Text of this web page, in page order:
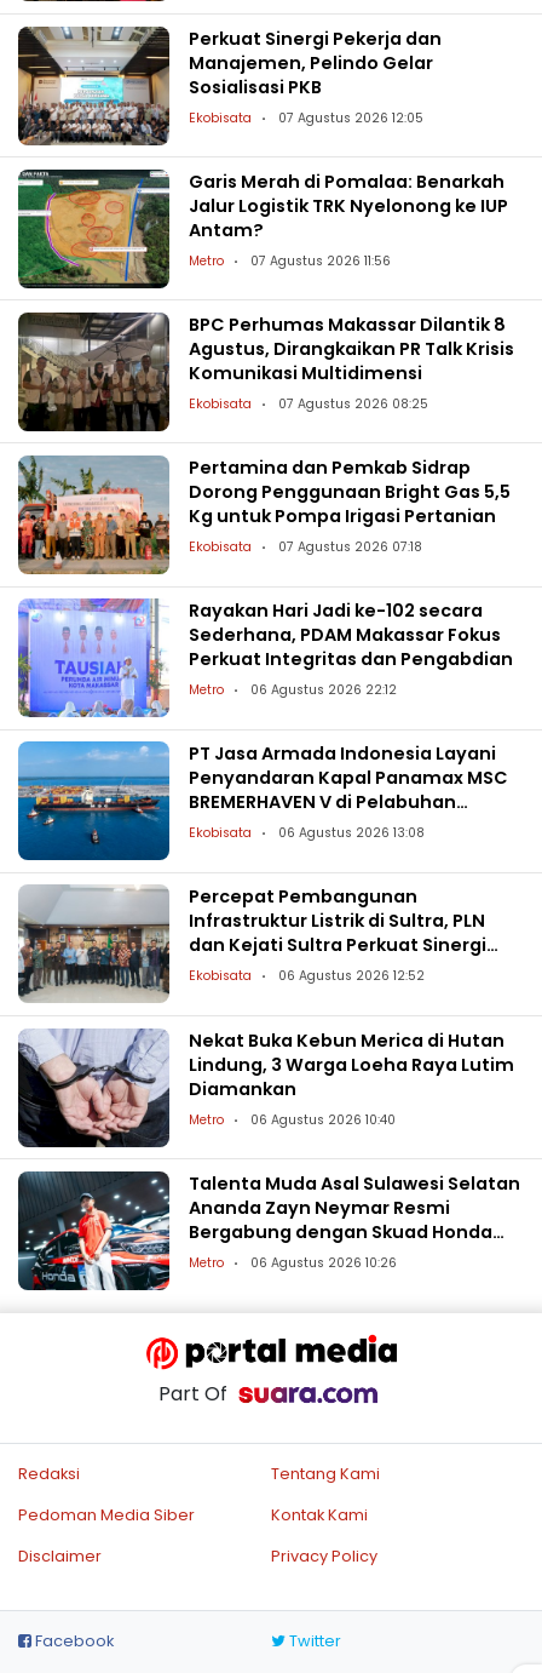
Perkuat Sinergi Pekerja dan
Manajemen, Pelindo Gelar
Sosialisasi PKB
Ekobisata 07 Agustus 2026 12:05
Garis Merah di Pomalaa: Benarkah
Jalur Logistik TRK Nyelonong ke IUP
Antam?
Metro 07 Agustus 2026 11:56
BPC Perhumas Makassar Dilantik 8
Agustus, Dirangkaikan PR Talk Krisis
Komunikasi Multidimensi
Ekobisata 07 Agustus 2026 08:25
Pertamina dan Pemkab Sidrap
Dorong Penggunaan Bright Gas 5,5
Kg untuk Pompa Irigasi Pertanian
Ekobisata 07 Agustus 2026 07:18
Rayakan Hari Jadi ke-102 secara
Sederhana, PDAM Makassar Fokus
Perkuat Integritas dan Pengabdian
Metro 06 Agustus 2026 22:12
PT Jasa Armada Indonesia Layani
Penyandaran Kapal Panamax MSC
BREMERHAVEN V di Pelabuhan
Patimban
Ekobisata 06 Agustus 2026 13:08
Percepat Pembangunan
Infrastruktur Listrik di Sultra, PLN
dan Kejati Sultra Perkuat Sinergi
Hukum
Ekobisata 06 Agustus 2026 12:52
Nekat Buka Kebun Merica di Hutan
Lindung, 3 Warga Loeha Raya Lutim
Diamankan
Metro 06 Agustus 2026 10:40
Talenta Muda Asal Sulawesi Selatan
Ananda Zayn Neymar Resmi
Bergabung dengan Skuad Honda
Racing Indonesia
Metro 06 Agustus 2026 10:26
Part Of
Redaksi
Tentang Kami
Pedoman Media Siber
Kontak Kami
Disclaimer
Privacy Policy
Facebook
Twitter